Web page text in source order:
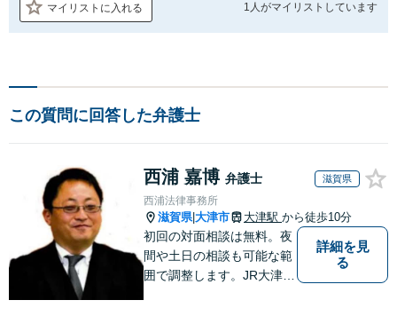
マイリストに入れる 1人がマイリストしています
この質問に回答した弁護士
西浦 嘉博 弁護士 滋賀県
西浦法律事務所
滋賀県|大津市 大津駅 から徒歩10分
初回の対面相談は無料。夜
間や土日の相談も可能な範
囲で調整します。JR大津駅
詳細を見
る